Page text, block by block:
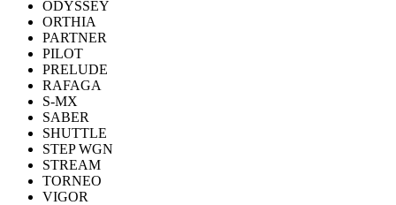
ODYSSEY
ORTHIA
PARTNER
PILOT
PRELUDE
RAFAGA
S-MX
SABER
SHUTTLE
STEP WGN
STREAM
TORNEO
VIGOR